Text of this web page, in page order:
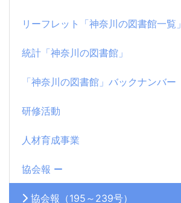
リーフレット「神奈川の図書館一覧」
統計「神奈川の図書館」
「神奈川の図書館」バックナンバー
研修活動
人材育成事業
協会報
協会報（195～239号）